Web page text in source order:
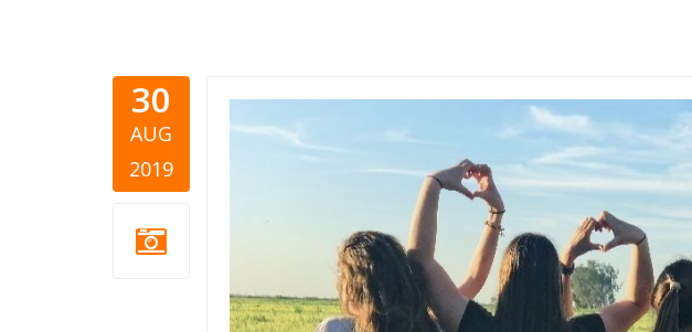
30
AUG
2019
csr-community.jpg